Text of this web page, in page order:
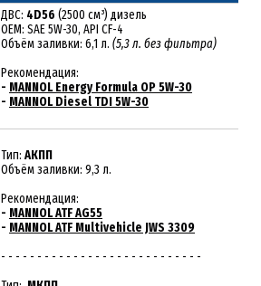
ДВС: 4D56 (2500 см³) дизель
ОЕМ: SAE 5W-30, API CF-4
Объём заливки: 6,1 л. (5,3 л. без фильтра)
Рекомендация:
- MANNOL Energy Formula OP 5W-30
- MANNOL Diesel TDI 5W-30
Тип: АКПП
Объём заливки: 9,3 л.
Рекомендация:
- MANNOL ATF AG55
- MANNOL ATF Multivehicle JWS 3309
- - - - - - - - - - - - - - - - - - - - - - - - - - - -